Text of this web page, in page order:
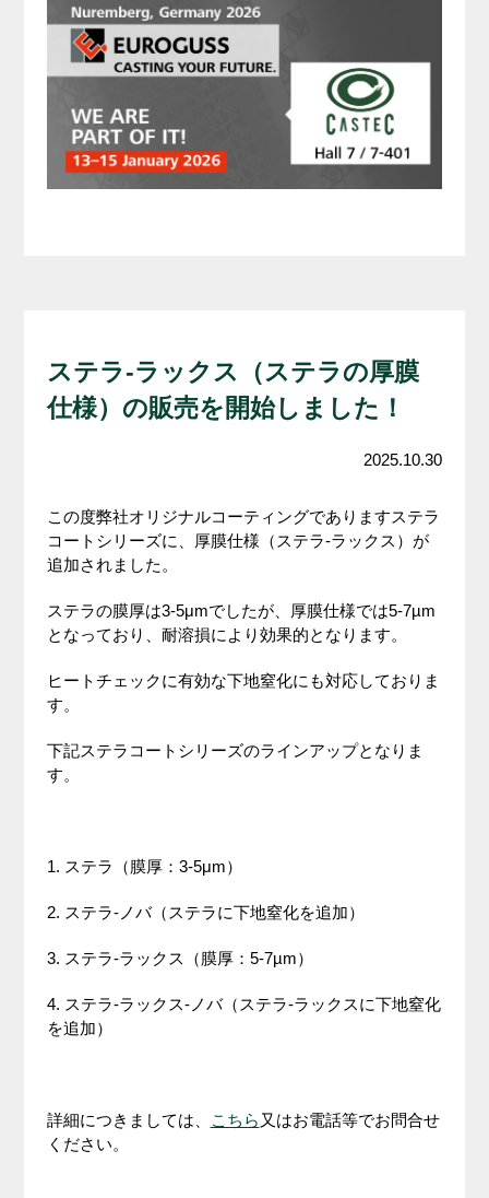
ステラ-ラックス（ステラの厚膜
仕様）の販売を開始しました！
2025.10.30
この度弊社オリジナルコーティングでありますステラ
コートシリーズに、厚膜仕様（ステラ-ラックス）が
追加されました。
ステラの膜厚は3-5μmでしたが、厚膜仕様では5-7µm
となっており、耐溶損により効果的となります。
ヒートチェックに有効な下地窒化にも対応しておりま
す。
下記ステラコートシリーズのラインアップとなりま
す。
1. ステラ（膜厚：3-5μm）
2. ステラ-ノバ（ステラに下地窒化を追加）
3. ステラ-ラックス（膜厚：5-7µm）
4. ステラ-ラックス-ノバ（ステラ-ラックスに下地窒化
を追加）
詳細につきましては、 こちら 又はお電話等でお問合せ
ください。